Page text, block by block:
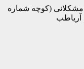
مشکلانی (کوچه شماره